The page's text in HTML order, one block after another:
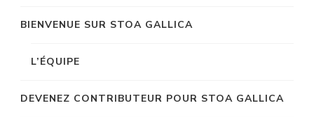
BIENVENUE SUR STOA GALLICA
L’ÉQUIPE
DEVENEZ CONTRIBUTEUR POUR STOA GALLICA